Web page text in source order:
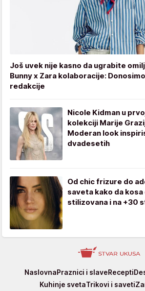
Još uvek nije kasno da ugrabite
Bunny x Zara kolaboracije:
redakcije
Nicole Kidman u
kolekciji Marije
Moderan look
dvadesetih
Od chic frizure do
saveta kako da
stilizovana i na +30
StvarNaslovnaPraznici i slaveRecepti
Kuhinje svetaTrikovi i saveti